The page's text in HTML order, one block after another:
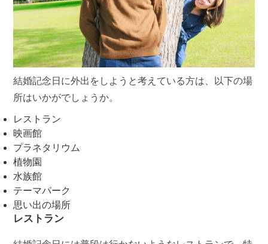
結婚記念日に外出をしようと考えている方は、以下の場
所はいかがでしょうか。
レストラン
映画館
プラネタリウム
植物園
水族館
テーマパーク
思い出の場所
レストラン